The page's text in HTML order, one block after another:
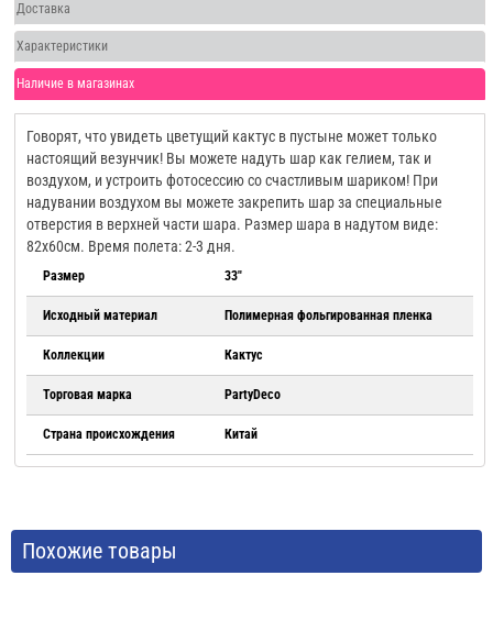
Доставка
Характеристики
Наличие в магазинах
Говорят, что увидеть цветущий кактус в пустыне может только
настоящий везунчик! Вы можете надуть шар как гелием, так и
воздухом, и устроить фотосессию со счастливым шариком! При
надувании воздухом вы можете закрепить шар за специальные
отверстия в верхней части шара. Размер шара в надутом виде:
82х60см. Время полета: 2-3 дня.
Размер 33"
Исходный материал Полимерная фольгированная пленка
Коллекции Кактус
Торговая марка PartyDeco
Страна происхождения Китай
Похожие товары